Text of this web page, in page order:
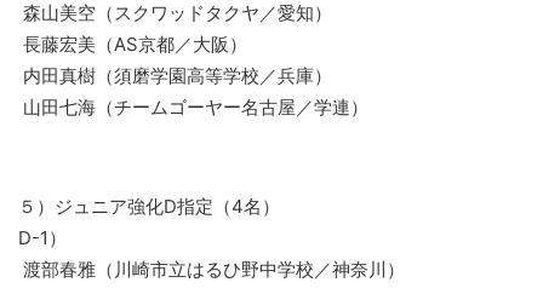
森山美空（スクワッドタクヤ／愛知）
長藤宏美（AS京都／大阪）
内田真樹（須磨学園高等学校／兵庫）
山田七海（チームゴーヤー名古屋／学連）
５）ジュニア強化D指定（4名）
D-1）
渡部春雅（川崎市立はるひ野中学校／神奈川）